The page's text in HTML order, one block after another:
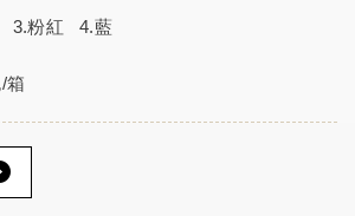
3.粉紅 4.藍
箱